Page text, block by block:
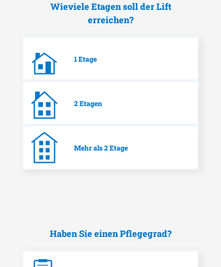
Wieviele Etagen soll der Lift
erreichen?
1 Etage
2 Etagen
Mehr als 2 Etage
Haben Sie einen Pflegegrad?